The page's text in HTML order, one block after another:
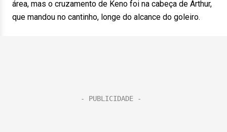
área, mas o cruzamento de Keno foi na cabeça de Arthur,
que mandou no cantinho, longe do alcance do goleiro.